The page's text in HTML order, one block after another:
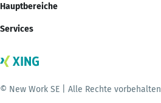
Hauptbereiche
Services
© New Work SE | Alle Rechte vorbehalten